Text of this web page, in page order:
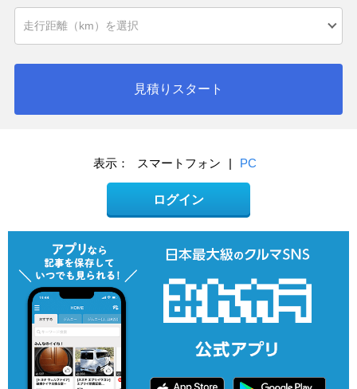
見積りスタート
表示： スマートフォン | PC
ログイン